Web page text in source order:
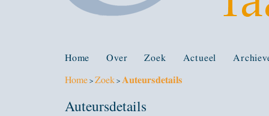
Home Over Zoek Actueel
Home > Zoek > Auteursdetails
Auteursdetails